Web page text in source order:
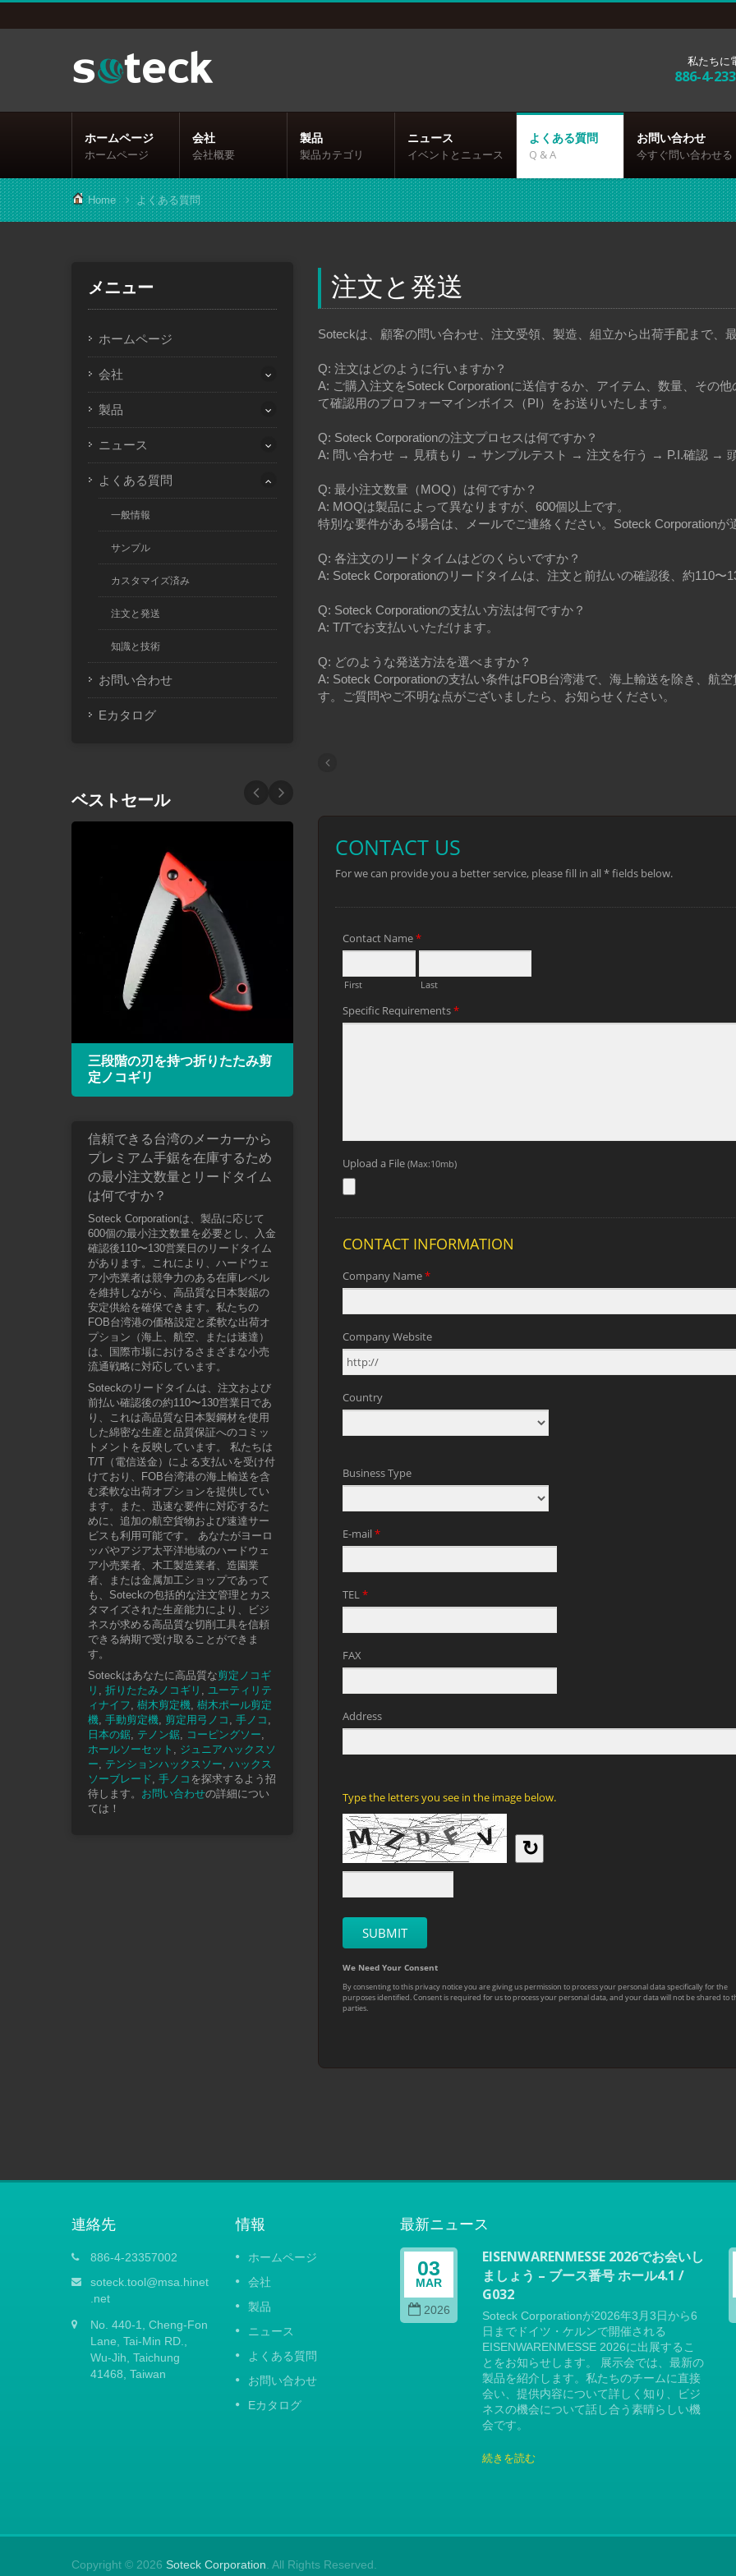
私たちに
886-4-
ホームページ
ホームページ
会社
会社概要
製品
製品カテゴリ
ニュース
イベントとニュース
よくある質問
Q & A
お問い合わせ
今すぐ問い合わせる
Home よくある質問
メニュー
ホームページ
会社
製品
ニュース
よくある質問
一般情報
サンプル
カスタマイズ済み
注文と発送
知識と技術
お問い合わせ
Eカタログ
ベストセール
三段階の刃を持つ折りたたみ剪
定ノコギリ
信頼できる台湾のメーカーから
プレミアム手鋸を在庫するため
の最小注文数量とリードタイム
は何ですか？
Soteck Corporationは、製品に応じて
600個の最小注文数量を必要とし、入金
確認後110〜130営業日のリードタイム
があります。これにより、ハードウェ
ア小売業者は競争力のある在庫レベル
を維持しながら、高品質な日本製鋸の
安定供給を確保できます。私たちの
FOB台湾港の価格設定と柔軟な出荷オ
プション（海上、航空、または速達）
は、国際市場におけるさまざまな小売
流通戦略に対応しています。
Soteckのリードタイムは、注文および
前払い確認後の約110〜130営業日であ
り、これは高品質な日本製鋼材を使用
した綿密な生産と品質保証へのコミッ
トメントを反映しています。 私たちは
T/T（電信送金）による支払いを受け付
けており、FOB台湾港の海上輸送を含
む柔軟な出荷オプションを提供してい
ます。また、迅速な要件に対応するた
めに、追加の航空貨物および速達サー
ビスも利用可能です。 あなたがヨーロ
ッパやアジア太平洋地域のハードウェ
ア小売業者、木工製造業者、造園業
者、または金属加工ショップであって
も、Soteckの包括的な注文管理とカス
タマイズされた生産能力により、ビジ
ネスが求める高品質な切削工具を信頼
できる納期で受け取ることができま
す。
Soteckはあなたに高品質な剪定ノコギ
リ , 折りたたみノコギリ , ユーティリテ
ィナイフ, 樹木剪定機, 樹木ポール剪定
機, 手動剪定機, 剪定用弓ノコ , 手ノコ ,
日本の鋸, テノン鋸, コーピングソー,
ホールソーセット , ジュニアハックスソ
ー, テンションハックスソー, ハックス
ソーブレード , 手ノコ を探求するよう招
待します。 お問い合わせの詳細につい
ては！
注文と発送
Soteckは、顧客の問い合わせ、注文受領、製造、組立から出荷手配まで、
Q: 注文はどのように行いますか？
A: ご購入注文をSoteck Corporationに送信するか、アイテム、数量、その
て確認用のプロフォーマインボイス（PI）をお送りいたします。
Q: Soteck Corporationの注文プロセスは何ですか？
A: 問い合わせ → 見積もり → サンプルテスト → 注文を行う → P.I.確認 →
Q: 最小注文数量（MOQ）は何ですか？
A: MOQは製品によって異なりますが、600個以上です。
特別な要件がある場合は、メールでご連絡ください。Soteck Corporationが
Q: 各注文のリードタイムはどのくらいですか？
A: Soteck Corporationのリードタイムは、注文と前払いの確認後、約110〜
Q: Soteck Corporationの支払い方法は何ですか？
A: T/Tでお支払いいただけます。
Q: どのような発送方法を選べますか？
A: Soteck Corporationの支払い条件はFOB台湾港で、海上輸送を除き、航
す。ご質問やご不明な点がございましたら、お知らせください。
連絡先
886-4-23357002
soteck.tool@msa.hinet
.net
No. 440-1, Cheng-Fon
Lane, Tai-Min RD.,
Wu-Jih, Taichung
41468, Taiwan
情報
ホームページ
会社
製品
ニュース
よくある質問
お問い合わせ
Eカタログ
最新ニュース
15
APR
2021年春の広州交易会
中国での新型コロナウイルスの発生によ
ことに決定しました。2022年の広州交易会
には参加できないことをお知らせすること
をお詫び申し上げます。 新型コロナウイ
ルスの暗い夜が早く過ぎ去り、「平和」の
夜明けが訪れますように！
03
MAR
2026
EISENWARENMESSE 2026でお会いし
ましょう – ブース番号 ホール4.1 /
G032
Soteck Corporationが2026年3月3日から6
日までドイツ・ケルンで開催される
EISENWARENMESSE 2026に出展するこ
とをお知らせします。 展示会では、最新の
製品を紹介します。私たちのチームに直接
会い、提供内容について詳しく知り、ビジ
ネスの機会について話し合う素晴らしい機
会です。
続きを読む
Copyright © 2026 Soteck Corporation. All Rights Reserved.